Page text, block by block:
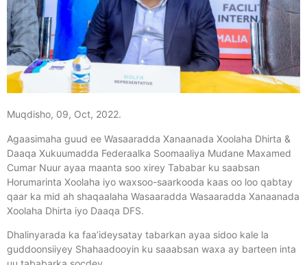
Muqdisho, 09, Oct, 2022.
Agaasimaha guud ee Wasaaradda Xanaanada Xoolaha Dhirta &
Daaqa Xukuumadda Federaalka Soomaaliya Mudane Maxamed
Cumar Nuur ayaa maanta soo xirey Tababar ku saabsan
Horumarinta Xoolaha iyo waxsoo-saarkooda kaas oo loo qabtay
qaar ka mid ah shaqaalaha Wasaaradda Wasaaradda Xanaanada
Xoolaha Dhirta iyo Daaqa DFS.
Dhalinyarada ka faa’ideysatay tabarkan ayaa sidoo kale la
guddoonsiiyey Shahaadooyin ku saaabsan waxa ay barteen inta